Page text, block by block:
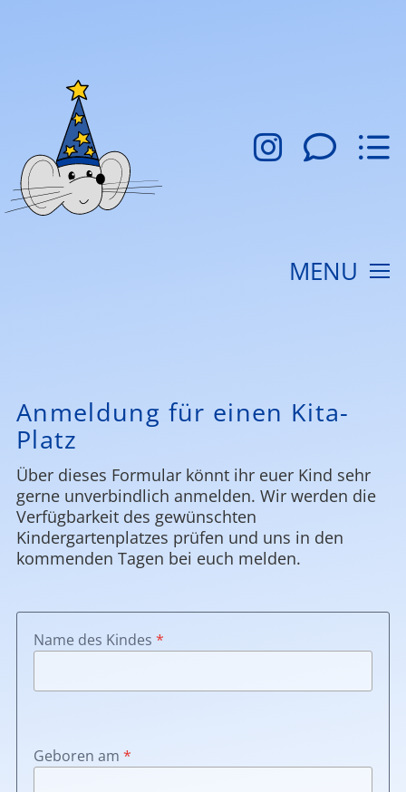
MENU
Anmeldung für einen Kita-
Platz
Über dieses Formular könnt ihr euer Kind sehr
gerne unverbindlich anmelden. Wir werden die
Verfügbarkeit des gewünschten
Kindergartenplatzes prüfen und uns in den
kommenden Tagen bei euch melden.
Name des Kindes *
Geboren am *